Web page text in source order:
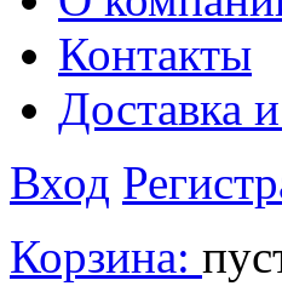
Контакты
Доставка
Вход
Корзина: